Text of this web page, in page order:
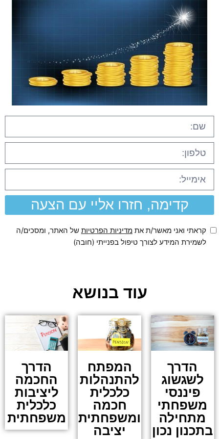
קראתי ואני מאשר/ת את מדיניות הפרטיות של האתר, ומסכים/ה
לשמירת המידע לצורך טיפול בפנייתי (חובה)
קדימה, חזרו אליי עם הצעה
עוד בנושא
הדרך
לשגשוג
פיננסי
משפחתי
מתחילה
בתכנון נכון
המפתח
להתנהלות
כלכלית
חכמה
ומשפחתית
יציבה
הדרך
החכמה
ליציבות
כלכלית
משפחתית